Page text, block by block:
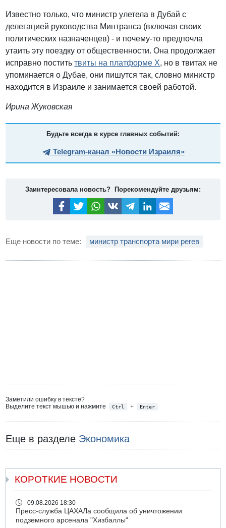
Известно только, что министр улетела в Дубай с
делегацией руководства Минтранса (включая своих
политических назначенцев) - и почему-то предпочла
утаить эту поездку от общественности. Она продолжает
исправно поститьтвиты на платформе Х, но в твитах не
упоминается о Дубае, они пишутся так, словно министр
находится в Израиле и занимается своей работой.
Ирина Жуковская
Будьте всегда в курсе главных событий:
Telegram-канал «Новости Израиля»
Заинтересовала новость? Порекомендуйте друзьям:
Еще новости по теме: министр транспорта мири регев
Заметили ошибку в тексте?
Выделите текст мышью и нажмите
Ctrl + Enter
Еще в разделе Экономика
КОРОТКИЕ НОВОСТИ
09.08.2026 18:30
Пресс-служба ЦАХАЛа сообщила об уничтожении
подземного арсенала "Хизбаллы"